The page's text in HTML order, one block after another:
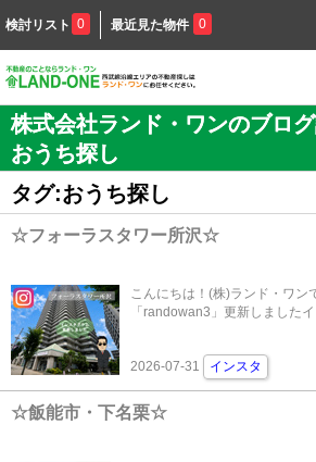
検討リスト 0 最近見た物件 0
株式会社ランド・ワンのブロ
おうち探し
タグ:おうち探し
☆フォーラスタワー所沢☆
こんにちは！(株)ランド・ワン
「randowan3」更新しました
2026-07-31 インスタ
☆飯能市・下名栗☆